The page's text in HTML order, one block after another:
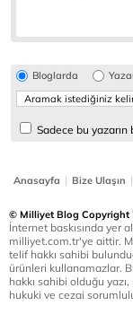
Bloglarda
Sadece bu yazarın
Anasayfa | Bize Ulaşın |
© Milliyet Blog Copyright
İnternet baskısında yer
milliyet.com.tr'ye aittir.
telif hakkı sahibi
ürünleri kullanamazlar.
hakkı sahibi olduğu
hukuki ve cezai